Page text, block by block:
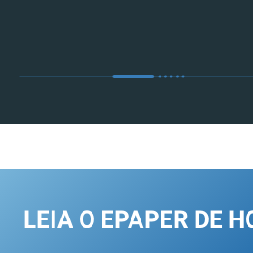
LEIA O EPAPER DE